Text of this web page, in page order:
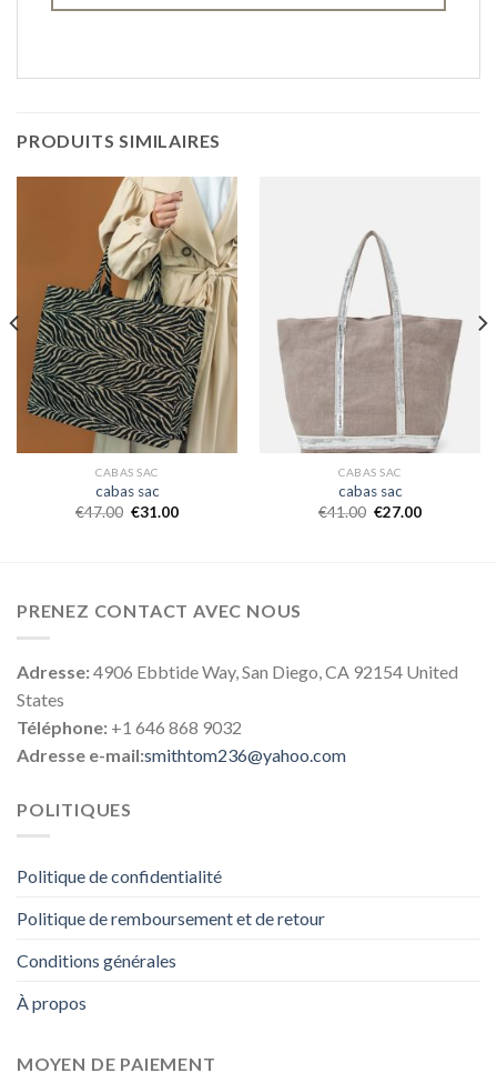
PRODUITS SIMILAIRES
CABAS SAC
cabas sac
€47.00 €31.00
CABAS SAC
cabas sac
€41.00 €27.00
PRENEZ CONTACT AVEC NOUS
Adresse:4906 Ebbtide Way, San Diego, CA 92154 United
States
Téléphone: +1 646 868 9032
Adresse e-mail:smithtom236@yahoo.com
POLITIQUES
Politique de confidentialité
Politique de remboursement et de retour
Conditions générales
À propos
MOYEN DE PAIEMENT